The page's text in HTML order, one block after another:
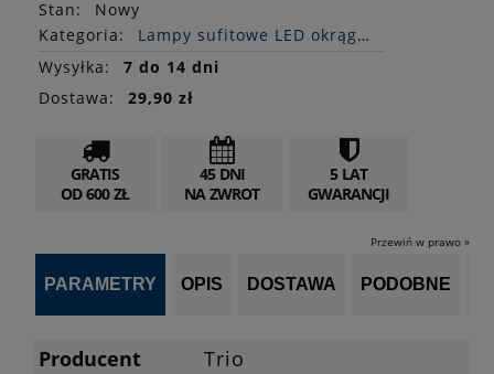
Stan:
Nowy
Kategoria:
Lampy sufitowe LED okrągłe
Wysyłka:
7 do 14 dni
Dostawa:
29,90 zł
GRATIS
OD 600 ZŁ
45 DNI
NA ZWROT
5 LAT
GWARANCJI
Przewiń w prawo »
PARAMETRY OPIS DOSTAWA PODOBNE
Producent
Trio